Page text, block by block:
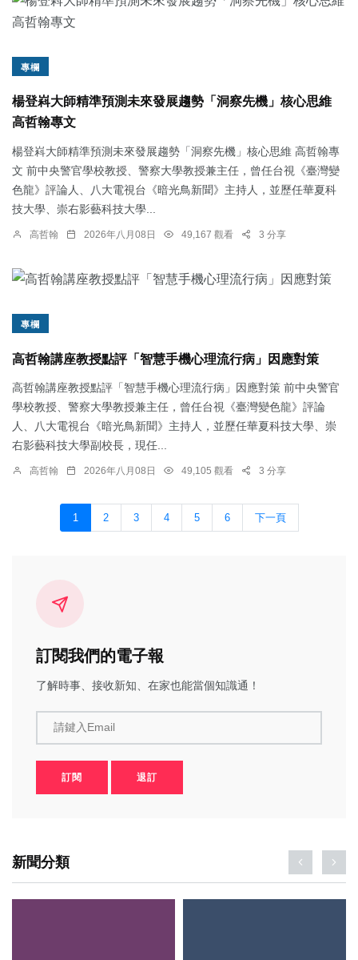
專欄
楊登嵙大師精準預測未來發展趨勢「洞察先機」核心思維
高哲翰專文
楊登嵙大師精準預測未來發展趨勢「洞察先機」核心思維 高哲翰專
文 前中央警官學校教授、警察大學教授兼主任，曾任台視《臺灣變
色龍》評論人、八大電視台《暗光鳥新聞》主持人，並歷任華夏科
技大學、崇右影藝科技大學...
高哲翰 2026年八月08日 49,167 觀看 3 分享
專欄
高哲翰講座教授點評「智慧手機心理流行病」因應對策
高哲翰講座教授點評「智慧手機心理流行病」因應對策 前中央警官
學校教授、警察大學教授兼主任，曾任台視《臺灣變色龍》評論
人、八大電視台《暗光鳥新聞》主持人，並歷任華夏科技大學、崇
右影藝科技大學副校長，現任...
高哲翰 2026年八月08日 49,105 觀看 3 分享
1 2 3 4 5 6 下一頁
訂閱我們的電子報
了解時事、接收新知、在家也能當個知識通！
請鍵入Email
訂閱 退訂
新聞分類